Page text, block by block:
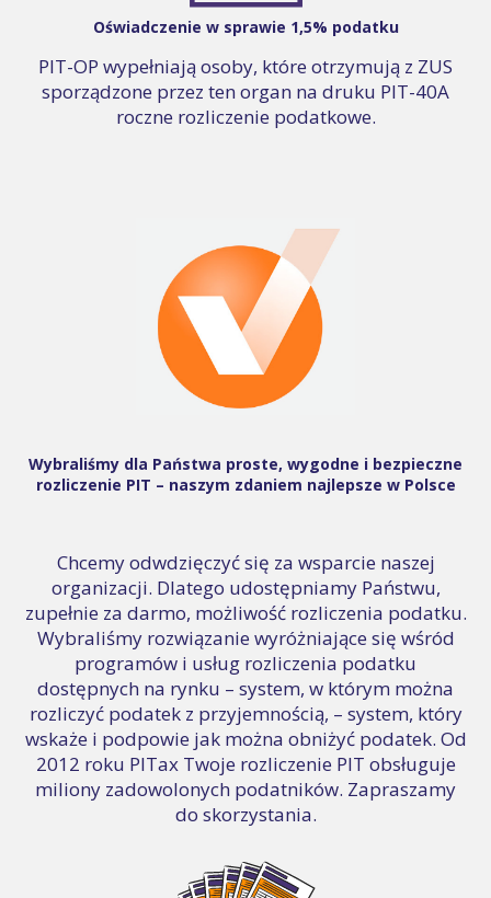
Oświadczenie w sprawie 1,5% podatku
PIT-OP wypełniają osoby, które otrzymują z ZUS
sporządzone przez ten organ na druku PIT-40A
roczne rozliczenie podatkowe.
Wybraliśmy dla Państwa proste, wygodne i bezpieczne
rozliczenie PIT – naszym zdaniem najlepsze w Polsce
Chcemy odwdzięczyć się za wsparcie naszej
organizacji. Dlatego udostępniamy Państwu,
zupełnie za darmo, możliwość rozliczenia podatku.
Wybraliśmy rozwiązanie wyróżniające się wśród
programów i usług rozliczenia podatku
dostępnych na rynku – system, w którym można
rozliczyć podatek z przyjemnością, – system, który
wskaże i podpowie jak można obniżyć podatek. Od
2012 roku PITax Twoje rozliczenie PIT obsługuje
miliony zadowolonych podatników. Zapraszamy
do skorzystania.